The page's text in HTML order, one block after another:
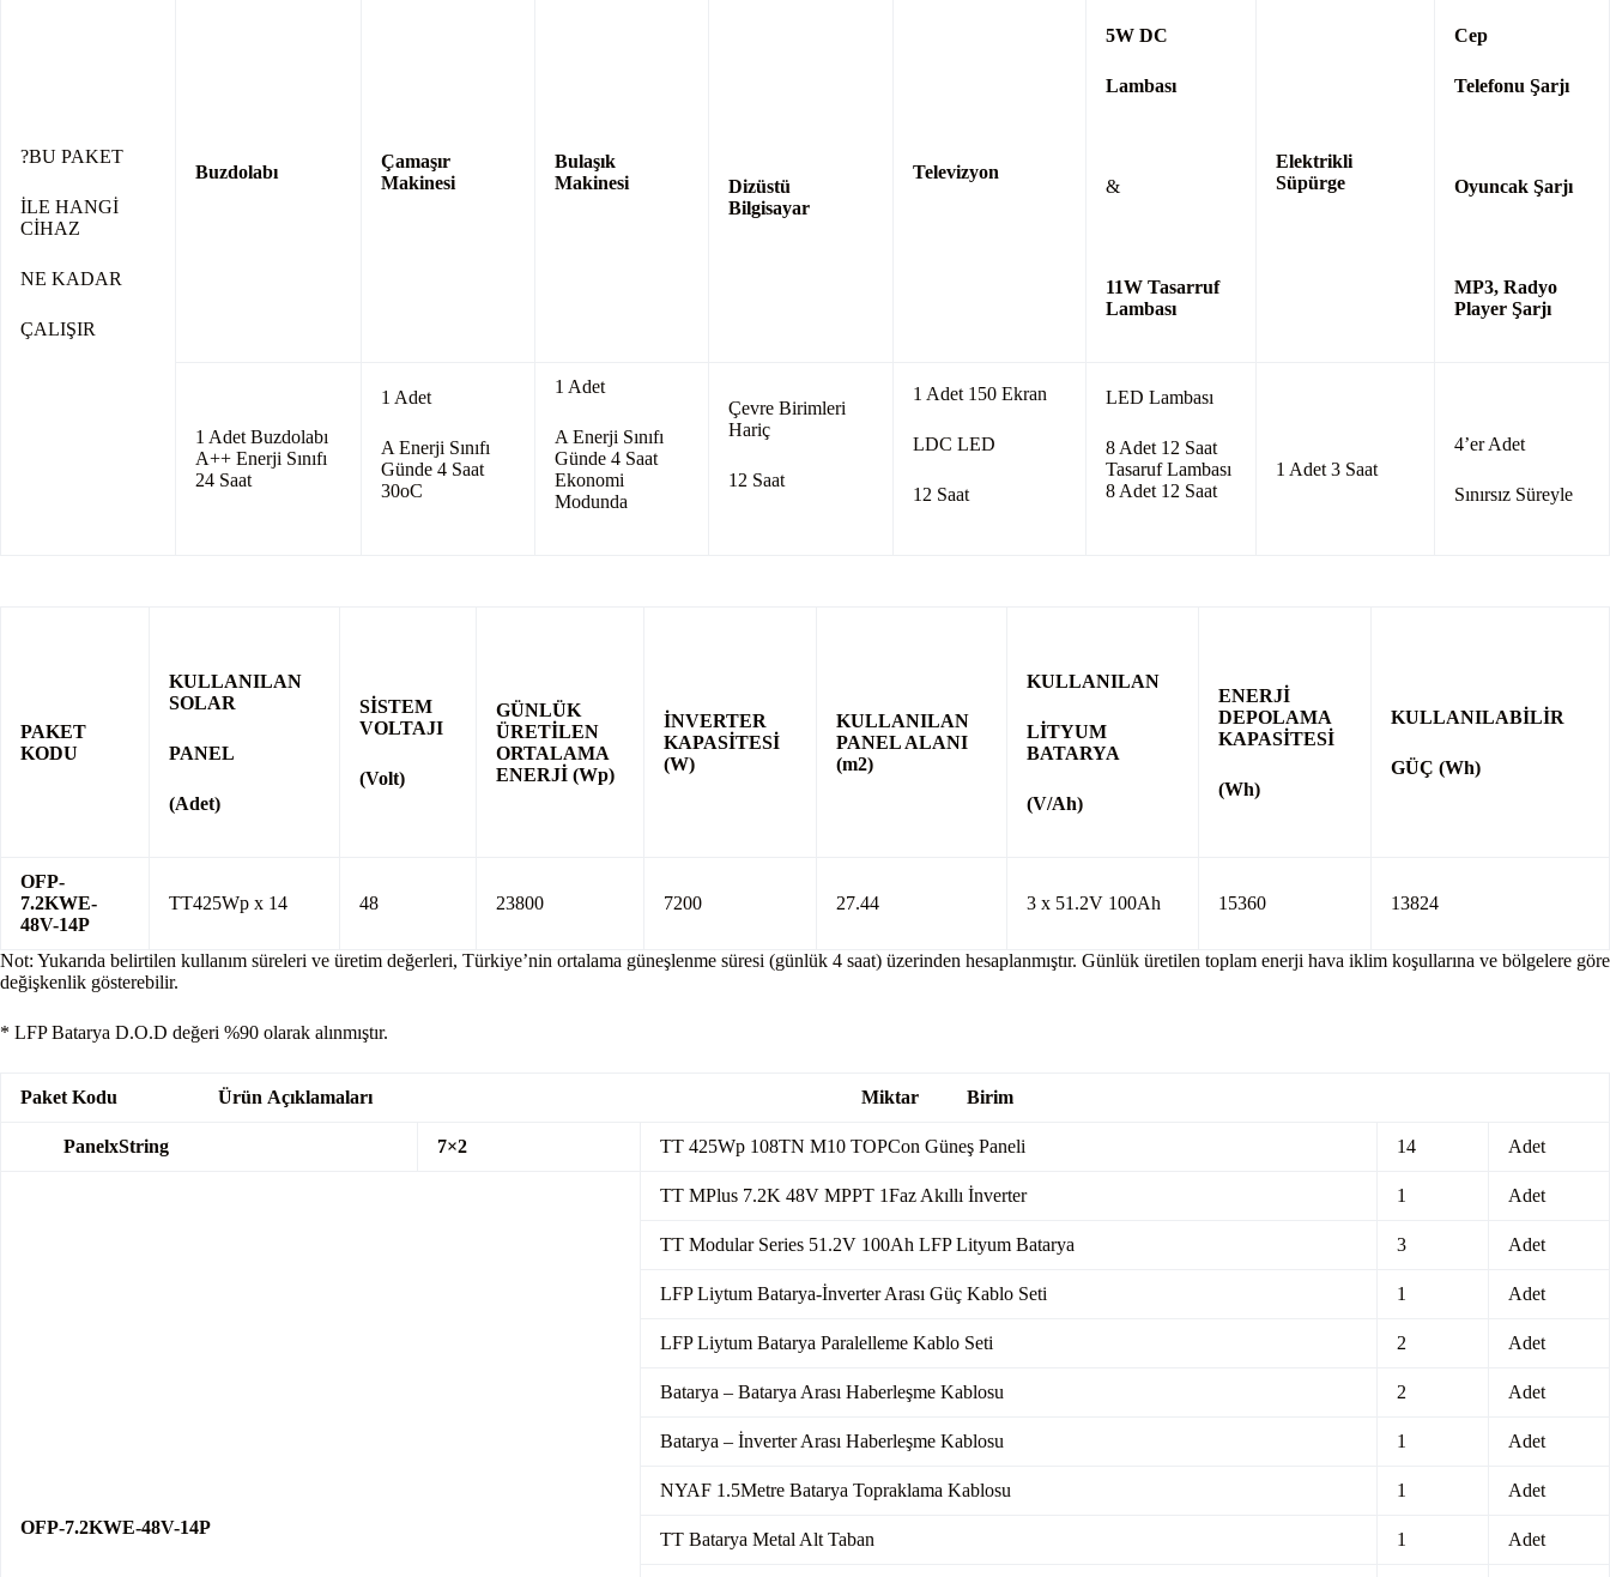
?BU PAKET
İLE HANGİ
CİHAZ
NE KADAR
ÇALIŞIR
Buzdolabı
Çamaşır
Makinesi
Bulaşık
Makinesi
Dizüstü
Bilgisayar
Televizyon
5W DC
Lambası
&
11W Tasarruf
Lambası
Elektrikli
Süpürge
Cep
Telefonu Şarjı
Oyuncak Şarjı
MP3, Radyo
Player Şarjı
1 Adet Buzdolabı
A++ Enerji Sınıfı
24 Saat
1 Adet
A Enerji Sınıfı
Günde 4 Saat
30oC
1 Adet
A Enerji Sınıfı
Günde 4 Saat
Ekonomi
Modunda
Çevre Birimleri
Hariç
12 Saat
1 Adet 150 Ekran
LDC LED
12 Saat
LED Lambası
8 Adet 12 Saat
Tasaruf Lambası
8 Adet 12 Saat
1 Adet 3 Saat
4’er Adet
Sınırsız Süreyle
PAKET
KODU
KULLANILAN
SOLAR
PANEL
(Adet)
SİSTEM
VOLTAJI
(Volt)
GÜNLÜK
ÜRETİLEN
ORTALAMA
ENERJİ (Wp)
İNVERTER
KAPASİTESİ
(W)
KULLANILAN
PANEL ALANI
(m2)
KULLANILAN
LİTYUM
BATARYA
(V/Ah)
ENERJİ
DEPOLAMA
KAPASİTESİ
(Wh)
KULLANILABİLİR
GÜÇ (Wh)
OFP-
7.2KWE-
48V-14P
TT425Wp x 14 48 23800 7200 27.44 3 x 51.2V 100Ah 15360 13824
Not: Yukarıda belirtilen kullanım süreleri ve üretim değerleri, Türkiye’nin ortalama güneşlenme süresi (günlük 4 saat) üzerinden hesaplanmıştır. Günlük üretilen toplam enerji hava iklim koşullarına ve bölgelere göre
değişkenlik gösterebilir.
* LFP Batarya D.O.D değeri %90 olarak alınmıştır.
Paket Kodu Ürün Açıklamaları Miktar Birim
PanelxString 7×2 TT 425Wp 108TN M10 TOPCon Güneş Paneli 14 Adet
OFP-7.2KWE-48V-14P
TT MPlus 7.2K 48V MPPT 1Faz Akıllı İnverter 1 Adet
TT Modular Series 51.2V 100Ah LFP Lityum Batarya 3 Adet
LFP Liytum Batarya-İnverter Arası Güç Kablo Seti 1 Adet
LFP Liytum Batarya Paralelleme Kablo Seti 2 Adet
Batarya – Batarya Arası Haberleşme Kablosu 2 Adet
Batarya – İnverter Arası Haberleşme Kablosu 1 Adet
NYAF 1.5Metre Batarya Topraklama Kablosu 1 Adet
TT Batarya Metal Alt Taban 1 Adet